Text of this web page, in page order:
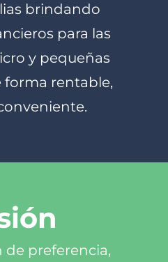
brindando
para las
y pequeñas
forma rentable,
de preferencia,